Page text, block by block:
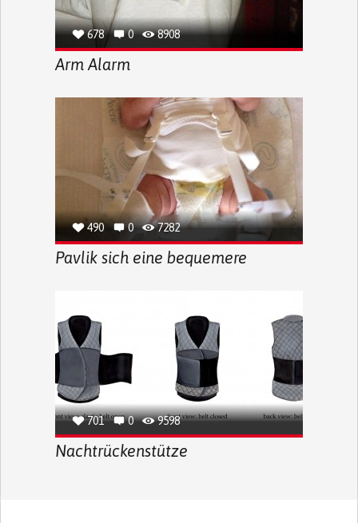
678 0 8908
Arm Alarm
490 0 7282
Pavlik sich eine bequemere
701 0 9598
Nachtrückenstütze